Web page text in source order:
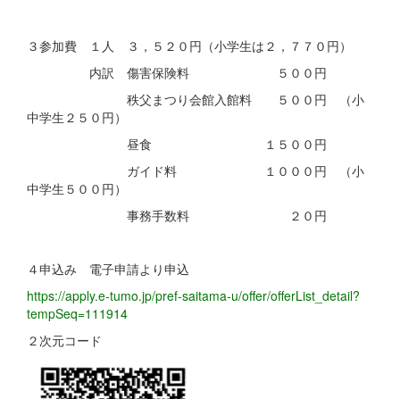
３参加費 １人 ３，５２０円（小学生は２，７７０円）
内訳 傷害保険料 ５００円
秩父まつり会館入館料 ５００円 （小
中学生２５０円）
昼食 １５００円
ガイド料 １０００円 （小
中学生５００円）
事務手数料 ２０円
４申込み 電子申請より申込
https://apply.e-tumo.jp/pref-saitama-u/offer/offerList_detail?
tempSeq=111914
２次元コード